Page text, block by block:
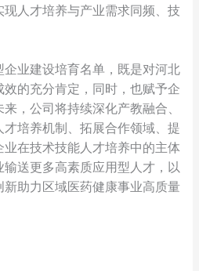
人才培养与产业需求同频、技
业建设培育名单，既是对河北
的充分肯定，同时，也赋予企
，公司将持续深化产教融合、
培养机制、拓展合作领域、提
在技术技能人才培养中的主体
送更多高素质应用型人才，以
助力区域医药健康事业高质量